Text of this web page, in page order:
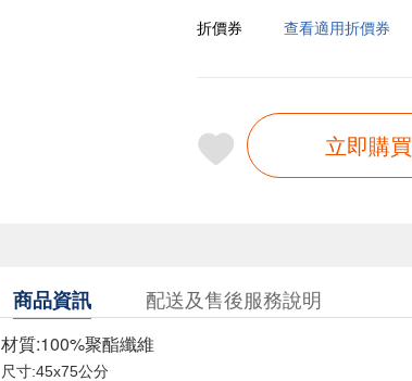
折價券
查看適用折價券
立即購買
商品資訊 配送及售後服務說明
材質:100%聚酯纖維
尺寸:45x75公分